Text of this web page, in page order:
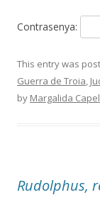
Contrasenya:
This entry was
Guerra de Troia,
by Margalida
Rudolphus,